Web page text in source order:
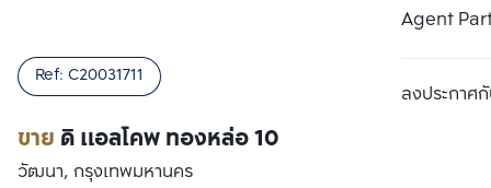
Agent
ลงประกาศกั
ขาย ดิ แอลโคพ ทองหล่อ 10
Ref: C20031711
วัฒนา, กรุงเทพมหานคร